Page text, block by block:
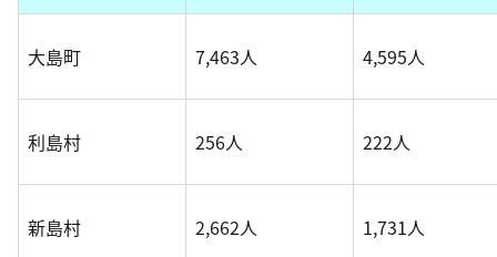
大島町 7,463人 4,595人
利島村 256人 222人
新島村 2,662人 1,731人